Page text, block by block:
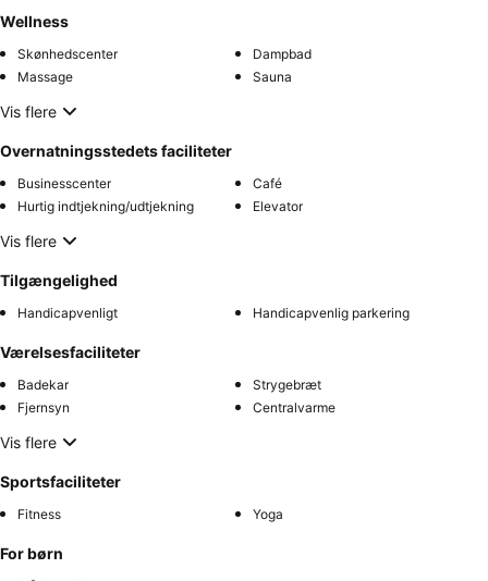
Wellness
Skønhedscenter
Dampbad
Massage
Sauna
Vis flere
Overnatningsstedets faciliteter
Businesscenter
Café
Hurtig indtjekning/udtjekning
Elevator
Vis flere
Tilgængelighed
Handicapvenligt Handicapvenlig parkering
Værelsesfaciliteter
Badekar
Strygebræt
Fjernsyn
Centralvarme
Vis flere
Sportsfaciliteter
Fitness Yoga
For børn